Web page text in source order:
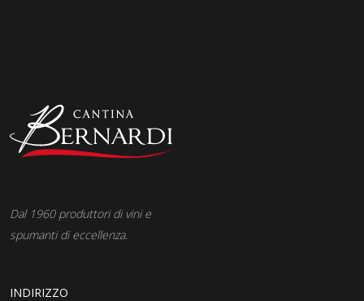
Dal 1960 produttori di vini e
spumanti di eccellenza.
INDIRIZZO